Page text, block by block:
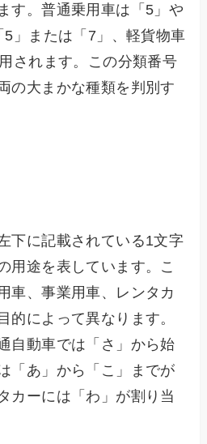
す。普通乗用車は「5」や
5」または「7」、軽貨物車
されます。この分類番号
の大まかな種類を判別す
下に記載されている1文字
用途を表しています。こ
車、事業用車、レンタカ
的によって異なります。
自動車では「さ」から始
「あ」から「こ」までが
カーには「わ」が割り当